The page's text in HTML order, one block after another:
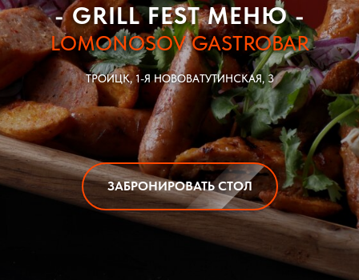
- GRILL FEST МЕНЮ -
LOMONOSOV GASTROBAR
ТРОИЦК, 1-Я НОВОВАТУТИНСКАЯ, 3
ЗАБРОНИРОВАТЬ СТОЛ